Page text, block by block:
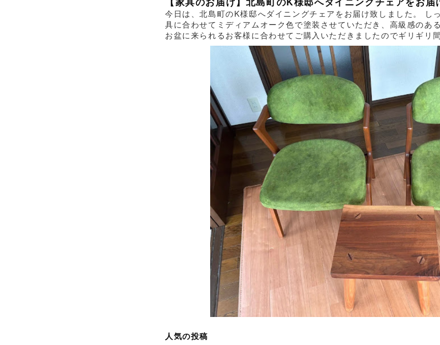
今日は、北島町のK様邸へダイニングチェアをお届け致しました。 し
具に合わせてミディアムオーク色で塗装させていただき、高級感のあ
お盆に来られるお客様に合わせてご購入いただきましたのでギリギリ
人気の投稿